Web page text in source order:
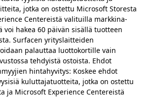
jotka on ostettu Microsoft Storesta
Centereistä valituilla markkina-
voi hakea 60 päivän sisällä tuotteen
Surfacen yrityslaitteiden
palauttaa luottokortille vain
tehdyistä ostoista. Ehdot
hintahyvitys: Koskee ehdot
kuluttajatuotteita, jotka on ostettu
ja Microsoft Experience Centereistä